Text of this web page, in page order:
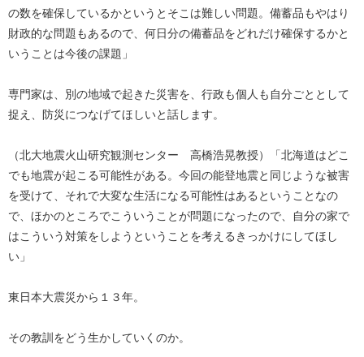
の数を確保しているかというとそこは難しい問題。備蓄品もやはり
財政的な問題もあるので、何日分の備蓄品をどれだけ確保するかと
いうことは今後の課題」
専門家は、別の地域で起きた災害を、行政も個人も自分ごととして
捉え、防災につなげてほしいと話します。
（北大地震火山研究観測センター 高橋浩晃教授）「北海道はどこ
でも地震が起こる可能性がある。今回の能登地震と同じような被害
を受けて、それで大変な生活になる可能性はあるということなの
で、ほかのところでこういうことが問題になったので、自分の家で
はこういう対策をしようということを考えるきっかけにしてほし
い」
東日本大震災から１３年。
その教訓をどう生かしていくのか。